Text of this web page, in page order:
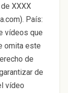
XXXX
País:
vídeos que
omita este
de
de
vídeo